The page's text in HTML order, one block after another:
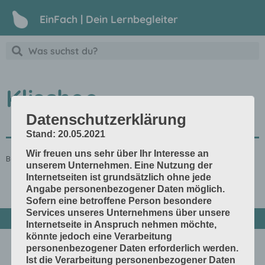
EinFach | Dein Lernbegleiter
Klischee
Bezeichnung für die Druckform im Flexodruck
Datenschutzerklärung
Stand: 20.05.2021
Wir freuen uns sehr über Ihr Interesse an
unserem Unternehmen. Eine Nutzung der
Internetseiten ist grundsätzlich ohne jede
Angabe personenbezogener Daten möglich.
Sofern eine betroffene Person besondere
Services unseres Unternehmens über unsere
Internetseite in Anspruch nehmen möchte,
könnte jedoch eine Verarbeitung
personenbezogener Daten erforderlich werden.
Ist die Verarbeitung personenbezogener Daten